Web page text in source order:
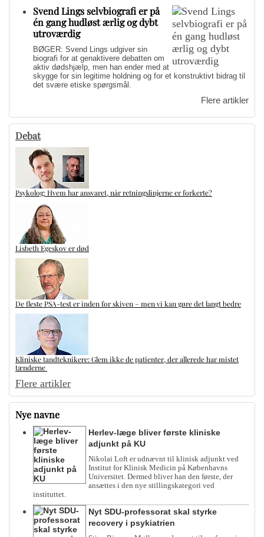
Svend Lings selvbiografi er på
én gang hudløst ærlig og dybt
utroværdig
BØGER: Svend Lings udgiver sin
biografi for at genaktivere debatten om
aktiv dødshjælp, men han ender med at
skygge for sin legitime holdning og for et konstruktivt bidrag til
det svære etiske spørgsmål.
Flere artikler
Debat
Psykolog: Hvem har ansvaret, når retningslinjerne er forkerte?
Lisbeth Egeskov er død
De fleste PSA-test er inden for skiven – men vi kan gøre det langt bedre
Kliniske tandteknikere: Glem ikke de patienter, der allerede har mistet
tænderne
Flere artikler
Nye navne
Herlev-læge bliver første kliniske
adjunkt på KU
Nikolai Loft er udnævnt til klinisk adjunkt ved
Institut for Klinisk Medicin på Københavns
Universitet. Dermed bliver han den første, der
ansættes i den nye stillingskategori ved
instituttet.
Nyt SDU-professorat skal styrke
recovery i psykiatrien